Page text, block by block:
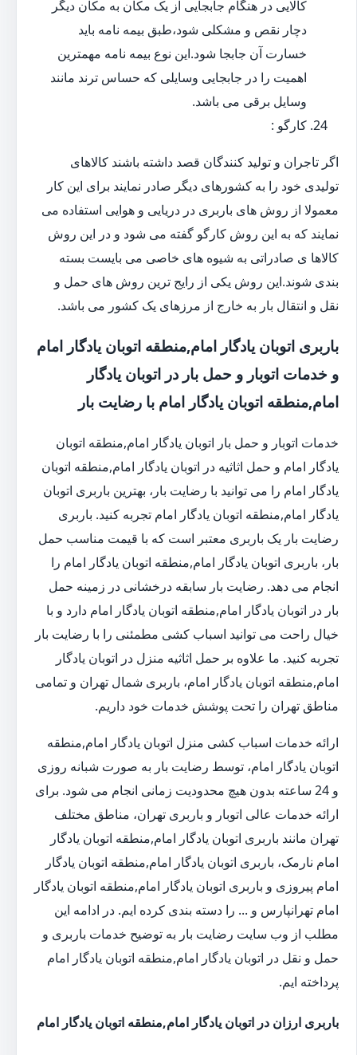
کالایی در هنگام جابجایی از یک مکان به مکان دیگر
دچار نقص و مشکلی شود،طبق بیمه نامه باید
خسارت آن جابجا شود.این نوع بیمه نامه مهمترین
اهمیت را در جابجایی وسایلی که حساس ترند مانند
وسایل برقی می باشد.
کارگو :
اگر تاجران و تولید کنندگان قصد داشته باشند کالاهای
تولیدی خود را به کشورهای دیگر صادر نمایند برای این کار
معمولا از روش های باربری در دریایی و هوایی استفاده می
نمایند که به این روش کارگو گفته می شود و در این روش
کالاها ی صادراتی به شیوه های خاصی می بایست بسته
بندی شوند.این روش یکی از رایج ترین روش های حمل و
نقل و انتقال بار به خارج از مرزهای یک کشور می باشد.
باربری اتوبان یادگار امام,منطقه اتوبان یادگار امام
و خدمات اتوبار و حمل بار در اتوبان یادگار
امام,منطقه اتوبان یادگار امام با رضایت بار
خدمات اتوبار و حمل بار اتوبان یادگار امام,منطقه اتوبان
یادگار امام و حمل اثاثیه در اتوبان یادگار امام,منطقه اتوبان
یادگار امام را می توانید با رضایت بار، بهترین باربری اتوبان
یادگار امام,منطقه اتوبان یادگار امام تجربه کنید. باربری
رضایت بار یک باربری معتبر است که با قیمت مناسب حمل
بار، باربری اتوبان یادگار امام,منطقه اتوبان یادگار امام را
انجام می دهد. رضایت بار سابقه درخشانی در زمینه حمل
بار در اتوبان یادگار امام,منطقه اتوبان یادگار امام دارد و با
خیال راحت می توانید اسباب کشی مطمئنی را با رضایت بار
تجربه کنید. ما علاوه بر حمل اثاثیه منزل در اتوبان یادگار
امام,منطقه اتوبان یادگار امام، باربری شمال تهران و تمامی
مناطق تهران را تحت پوشش خدمات خود داریم.
ارائه خدمات اسباب کشی منزل اتوبان یادگار امام,منطقه
اتوبان یادگار امام، توسط رضایت بار به صورت شبانه روزی
و 24 ساعته بدون هیچ محدودیت زمانی انجام می شود. برای
ارائه خدمات عالی اتوبار و باربری تهران، مناطق مختلف
تهران مانند باربری اتوبان یادگار امام,منطقه اتوبان یادگار
امام نارمک، باربری اتوبان یادگار امام,منطقه اتوبان یادگار
امام پیروزی و باربری اتوبان یادگار امام,منطقه اتوبان یادگار
امام تهرانپارس و ... را دسته بندی کرده ایم. در ادامه این
مطلب از وب سایت رضایت بار به توضیح خدمات باربری و
حمل و نقل در اتوبان یادگار امام,منطقه اتوبان یادگار امام
پرداخته ایم.
باربری ارزان در اتوبان یادگار امام,منطقه اتوبان یادگار امام